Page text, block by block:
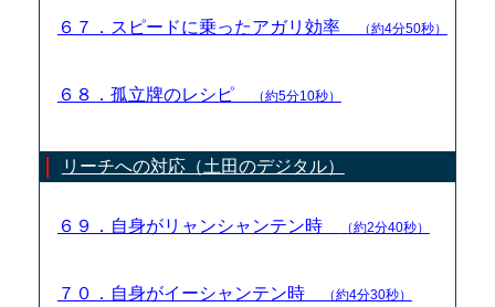
６７．スピードに乗ったアガリ効率 （約4分50秒）
６８．孤立牌のレシピ （約5分10秒）
リーチへの対応（土田のデジタル）
６９．自身がリャンシャンテン時 （約2分40秒）
７０．自身がイーシャンテン時 （約4分30秒）